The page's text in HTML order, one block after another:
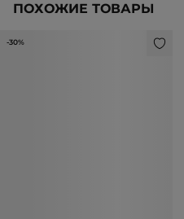
ПОХОЖИЕ ТОВАРЫ
-30%